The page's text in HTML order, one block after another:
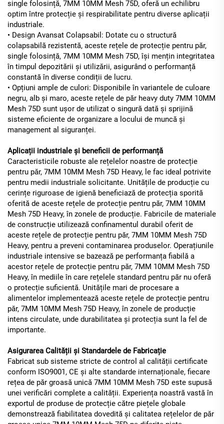
single folosință, 7MM 10MM Mesh 75D, oferă un echilibru
optim între protecție și respirabilitate pentru diverse aplicații
industriale.
• Design Avansat Colapsabil: Dotate cu o structură
colapsabilă rezistentă, aceste rețele de protecție pentru păr,
single folosință, 7MM 10MM Mesh 75D, își mențin integritatea
în timpul depozitării și utilizării, asigurând o performanță
constantă în diverse condiții de lucru.
• Opțiuni ample de culori: Disponibile în variantele de culoare
negru, alb și maro, aceste rețele de păr heavy duty 7MM 10MM
Mesh 75D sunt ușor de utilizat o singură dată și sprijină
sisteme eficiente de organizare a locului de muncă și
management al siguranței.
Aplicații industriale și beneficii de performanță
Caracteristicile robuste ale rețelelor noastre de protecție
pentru păr, 7MM 10MM Mesh 75D Heavy, le fac ideal potrivite
pentru medii industriale solicitante. Unitățile de producție cu
cerințe riguroase de igienă beneficiază de protecția sporită
oferită de aceste rețele de protecție pentru păr, 7MM 10MM
Mesh 75D Heavy, în zonele de producție. Fabricile de materiale
de construcție utilizează confinamentul durabil oferit de
aceste rețele de protecție pentru păr, 7MM 10MM Mesh 75D
Heavy, pentru a preveni contaminarea produselor. Operațiunile
industriale intensive se bazează pe performanța fiabilă a
acestor rețele de protecție pentru păr, 7MM 10MM Mesh 75D
Heavy, în mediile în care rețelele standard pentru păr nu oferă
o protecție suficientă. Unitățile mari de procesare a
alimentelor implementează aceste rețele de protecție pentru
păr, 7MM 10MM Mesh 75D Heavy, în zonele de producție
intens circulate, unde durabilitatea și protecția sunt la fel de
importante.
Asigurarea Calității și Standardele de Fabricație
Fabricat sub sisteme stricte de control al calității certificate
conform ISO9001, CE și alte standarde internaționale, fiecare
rețea de păr groasă unică 7MM 10MM Mesh 75D este supusă
unei verificări complete a calității. Experiența noastră vastă în
exportul de produse de protecție către piețele globale
demonstrează fiabilitatea dovedită și calitatea rețelelor de păr